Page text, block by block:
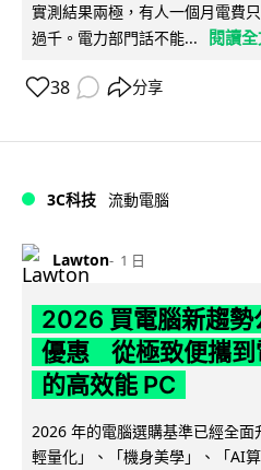
實測結果兩極，有人一個月電費
過千。電力部門話不能...
閱讀
38 分享
3C科技 流動電腦
Lawton 1 日
2026 買電腦新趨勢
優惠 從極致便攜到
的高效能 PC
2026 年的電腦選購基準已經全
輕量化」、「機身美學」、「AI